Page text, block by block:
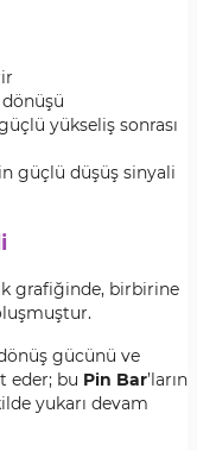
yükseliş sonrası
güçlü düşüş sinyali
grafiğinde, birbirine
gücünü ve
eder; bu Pin Bar’ların
yukarı devam